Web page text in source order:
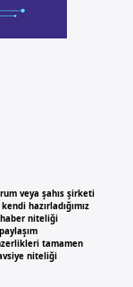
veya şahıs şirketi
hazırladığımız
niteliği
tamamen
niteliği